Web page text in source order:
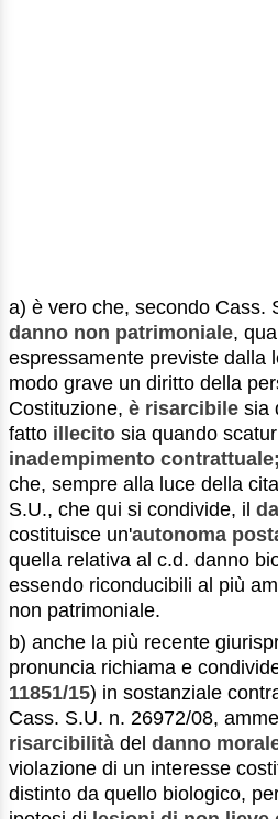
a) è vero che, secondo Cass.
danno non patrimoniale,
espressamente previste dalla
modo grave un diritto della
Costituzione, è risarcibile sia
fatto illecito sia quando
inadempimento contrattuale;
che, sempre alla luce della
S.U., che qui si condivide, il
costituisce un'autonoma
quella relativa al c.d. danno
essendo riconducibili al più
non patrimoniale.
b) anche la più recente
pronuncia richiama e
11851/15) in sostanziale
Cass. S.U. n. 26972/08,
risarcibilità del danno
violazione di un interesse
distinto da quello biologico,